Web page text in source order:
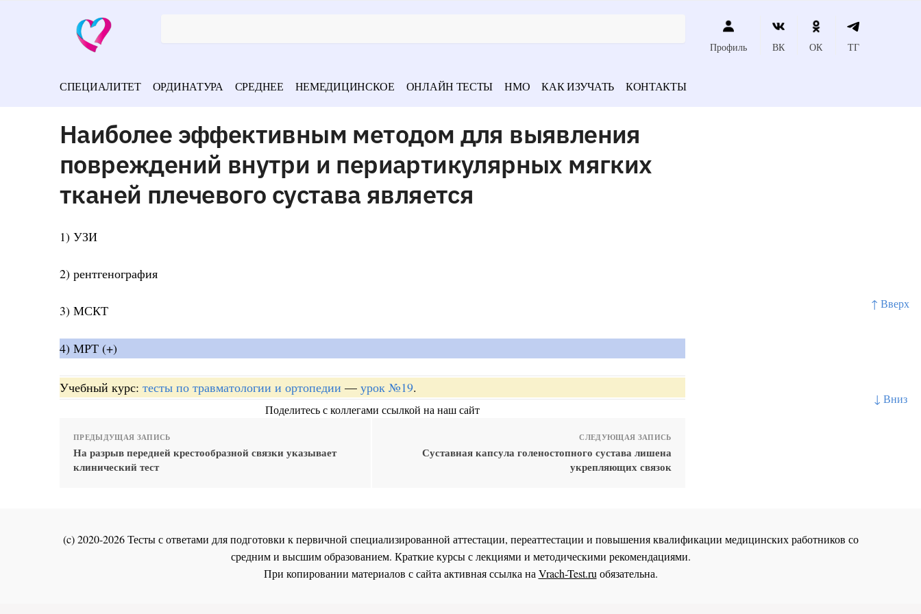
↑ Вверх
↓ Вниз
Профиль ВК ОК ТГ
СПЕЦИАЛИТЕТ ОРДИНАТУРА СРЕДНЕЕ НЕМЕДИЦИНСКОЕ ОНЛАЙН ТЕСТЫ НМО КАК ИЗУЧАТЬ КОНТАКТЫ
Наиболее эффективным методом для выявления
повреждений внутри и периартикулярных мягких
тканей плечевого сустава является
1) УЗИ
2) рентгенография
3) МСКТ
4) МРТ (+)
Учебный курс: тесты по травматологии и ортопедии — урок №19.
Поделитесь с коллегами ссылкой на наш сайт
ПРЕДЫДУЩАЯ ЗАПИСЬ
На разрыв передней крестообразной связки указывает
клинический тест
СЛЕДУЮЩАЯ ЗАПИСЬ
Суставная капсула голеностопного сустава лишена
укрепляющих связок
(c) 2020-2026 Тесты с ответами для подготовки к первичной специализированной аттестации, переаттестации и повышения квалификации медицинских работников со
средним и высшим образованием. Краткие курсы с лекциями и методическими рекомендациями.
При копировании материалов с сайта активная ссылка наVrach-Test.ruобязательна.